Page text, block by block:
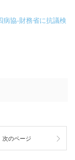
病協-財務省に抗議検
次のページ